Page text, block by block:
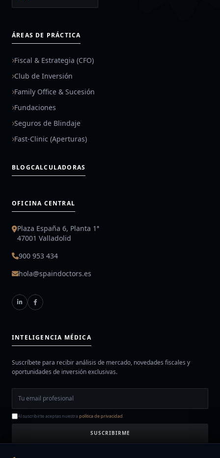
ÁREAS DE PRÁCTICA
Fiscal & Estrategia (CFO)
Club de Inversión
Family Office & Sucesión
Fundaciones
Seguros de Blindaje
Fast-Clinic (Aperturas)
BLOGCALCULADORAS
OFICINA CENTRAL
Plaza España 6, Planta 1ª
47001 Valladolid
900 953 434
hola@spaindoctors.es
INTELIGENCIA MÉDICA
Suscríbete para recibir análisis de mercado, novedades fiscales y
oportunidades de inversión exclusivas.
Al suscribirte aceptas nuestrapolítica de privacidad.
SUSCRIBIRME